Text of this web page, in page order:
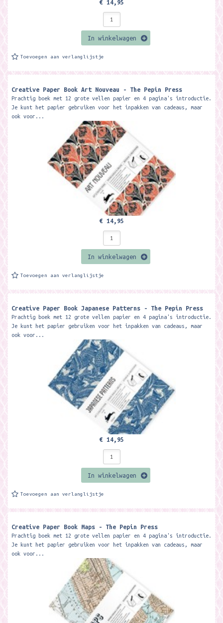
€ 14,95
In winkelwagen
Toevoegen aan verlanglijstje
Creative Paper Book Art Nouveau - The Pepin Press
Prachtig boek met 12 grote vellen papier en 4 pagina's introductie.
Je kunt het papier gebruiken voor het inpakken van cadeaus, maar
ook voor...
€ 14,95
In winkelwagen
Toevoegen aan verlanglijstje
Creative Paper Book Japanese Patterns - The Pepin Press
Prachtig boek met 12 grote vellen papier en 4 pagina's introductie.
Je kunt het papier gebruiken voor het inpakken van cadeaus, maar
ook voor...
€ 14,95
In winkelwagen
Toevoegen aan verlanglijstje
Creative Paper Book Maps - The Pepin Press
Prachtig boek met 12 grote vellen papier en 4 pagina's introductie.
Je kunt het papier gebruiken voor het inpakken van cadeaus, maar
ook voor...